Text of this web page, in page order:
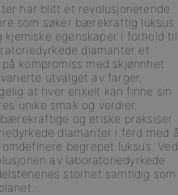
har blitt et revolusjonerende
som søker bærekraftig luksus.
egenskaper i forhold til
diamanter et
kompromiss med skjønnhet
utvalget av farger,
at hver enkelt kan finne sin
unike smak og verdier.
og etiske praksiser
diamanter i ferd med
begrepet luksus. Ved
av laboratoriedyrkede
storhet samtidig som